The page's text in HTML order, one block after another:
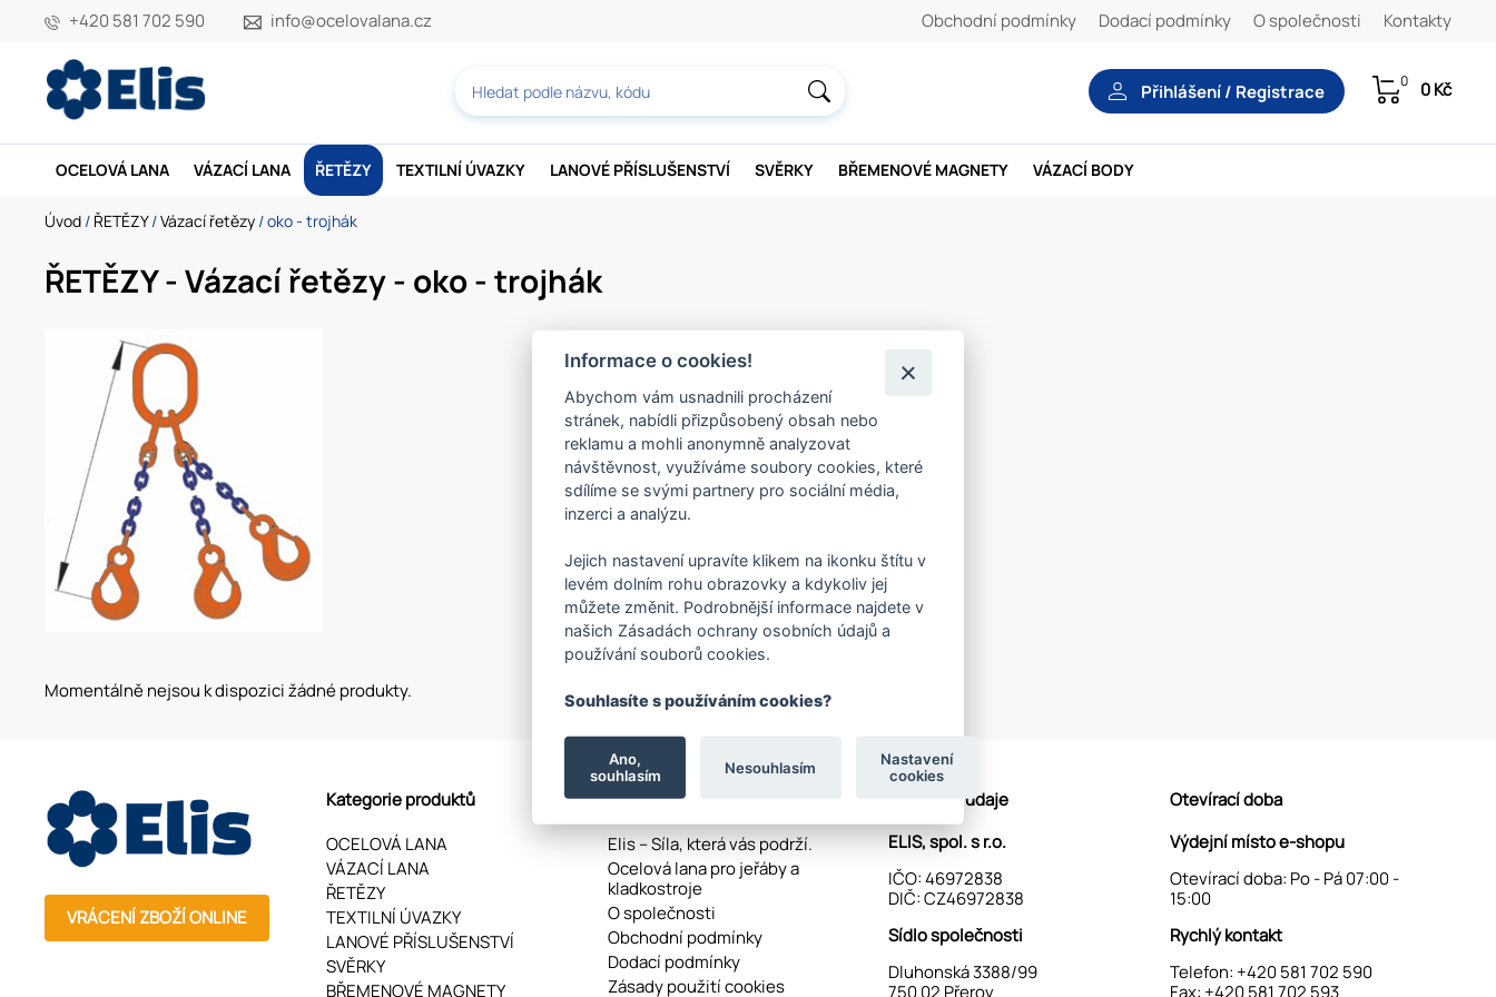
+420 581 702 590 info@ocelovalana.cz Obchodní podmínky Dodací podmínky O společnosti Kontakty
Přihlášení / Registrace 0 0 Kč
OCELOVÁ LANA VÁZACÍ LANA ŘETĚZY TEXTILNÍ ÚVAZKY LANOVÉ PŘÍSLUŠENSTVÍ SVĚRKY BŘEMENOVÉ MAGNETY VÁZACÍ BODY
Úvod / ŘETĚZY/Vázací řetězy / oko - trojhák
ŘETĚZY - Vázací řetězy - oko - trojhák
Momentálně nejsou k dispozici žádné produkty.
VRÁCENÍ ZBOŽÍ ONLINE
Kategorie produktů
OCELOVÁ LANA
VÁZACÍ LANA
ŘETĚZY
TEXTILNÍ ÚVAZKY
LANOVÉ PŘÍSLUŠENSTVÍ
SVĚRKY
BŘEMENOVÉ MAGNETY
ELIS, spol. s.r.o.
Elis – Síla, která vás podrží.
Ocelová lana pro jeřáby a
kladkostroje
O společnosti
Obchodní podmínky
Dodací podmínky
Zásady použití cookies
Kontaktní údaje
ELIS, spol. s r.o.
IČO: 46972838
DIČ: CZ46972838
Sídlo společnosti
Dluhonská 3388/99
750 02 Přerov
Otevírací doba
Výdejní místo e-shopu
Otevírací doba: Po - Pá 07:00 -
15:00
Rychlý kontakt
Telefon: +420 581 702 590
Fax: +420 581 702 593
Informace o cookies!
Abychom vám usnadnili procházení
stránek, nabídli přizpůsobený obsah nebo
reklamu a mohli anonymně analyzovat
návštěvnost, využíváme soubory cookies, které
sdílíme se svými partnery pro sociální média,
inzerci a analýzu.
Jejich nastavení upravíte klikem na ikonku štítu v
levém dolním rohu obrazovky a kdykoliv jej
můžete změnit. Podrobnější informace najdete v
našich Zásadách ochrany osobních údajů a
používání souborů cookies.
Souhlasíte s používáním cookies?
Ano,
souhlasím
Nesouhlasím
Nastavení
cookies